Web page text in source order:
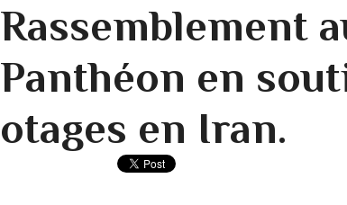
Rassemblement
Panthéon en
otages en Iran.